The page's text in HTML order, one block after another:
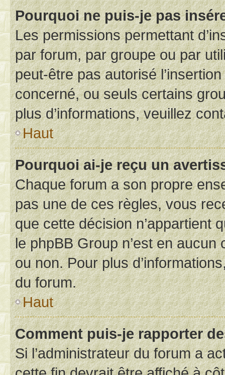
Pourquoi ne puis-je pas
Les permissions permettant
par forum, par groupe ou par
peut-être pas autorisé
concerné, ou seuls certains
plus d’informations, veuillez
Haut
Pourquoi ai-je reçu un
Chaque forum a son propre
pas une de ces règles, vous
que cette décision n’appartient
le phpBB Group n’est en
ou non. Pour plus
du forum.
Haut
Comment puis-je rapporter
Si l’administrateur du forum a